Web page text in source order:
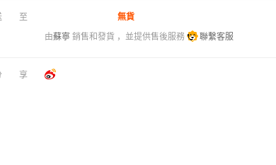
至
無貨
由蘇寧 銷售和發貨 ，並提供售後服務 聯繫客服
享